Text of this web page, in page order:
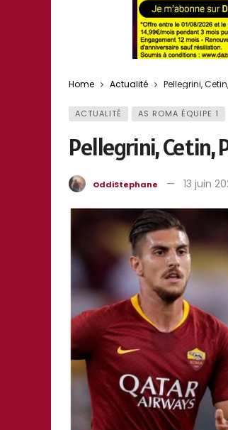
Home Actualité Pellegrini,
ACTUALITÉ AS ROMA ÉQUIPE 1
Pellegrini, Cetin,
OddiStephane 13 juin